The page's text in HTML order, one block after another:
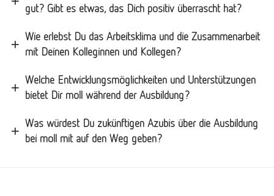
gut? Gibt es etwas, das Dich positiv überrascht hat?
Wie erlebst Du das Arbeitsklima und die Zusammenarbeit
mit Deinen Kolleginnen und Kollegen?
Welche Entwicklungsmöglichkeiten und Unterstützungen
bietet Dir moll während der Ausbildung?
Was würdest Du zukünftigen Azubis über die Ausbildung
bei moll mit auf den Weg geben?